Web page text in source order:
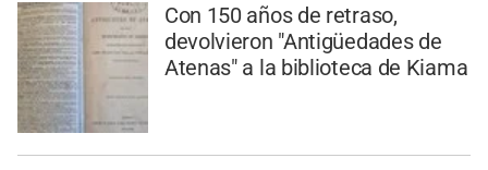
Con 150 años de retraso,
devolvieron "Antigüedades de
Atenas" a la biblioteca de Kiama